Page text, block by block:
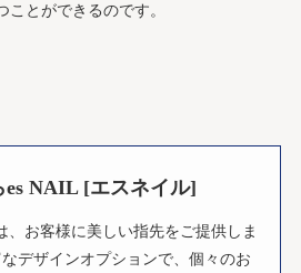
とができるのです。
es NAIL [エスネイル]
、お客様に美しい指先をご提供しま
デザインオプションで、個々のお